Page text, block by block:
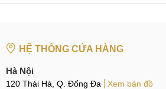
Hotline:
097.123.9797
HỆ THỐNG CỬA HÀNG
Hà Nội
120 Thái Hà, Q. Đống Đa
Xem bản đồ